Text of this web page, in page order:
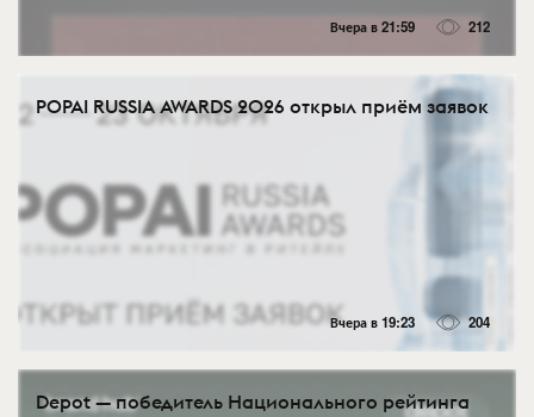
Вчера в 21:59 212
POPAI RUSSIA AWARDS 2026 открыл приём заявок
Вчера в 19:23 204
Depot — победитель Национального рейтинга